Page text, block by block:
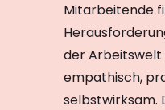
Mitarbeitende
der Arbeitswelt
empathisch,
selbstwirksam.